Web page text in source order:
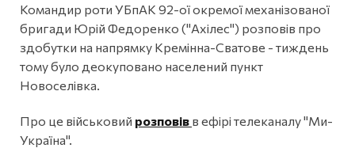
Командир роти УБпАК 92-ої окремої механізованої
бригади Юрій Федоренко ("Ахілес") розповів про
здобутки на напрямку Кремінна-Сватове - тиждень
тому було деокуповано населений пункт
Новоселівка.
Про це військовий розповів в ефірі телеканалу "Ми-
Україна".